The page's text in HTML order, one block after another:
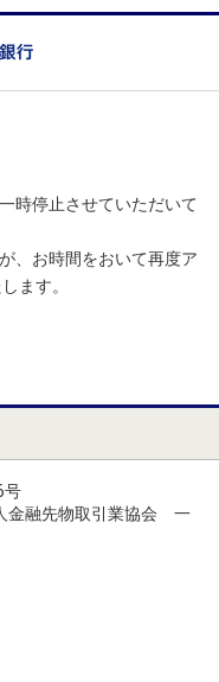
時停止させていただいて
、お時間をおいて再度ア
ます。
号
金融先物取引業協会 一